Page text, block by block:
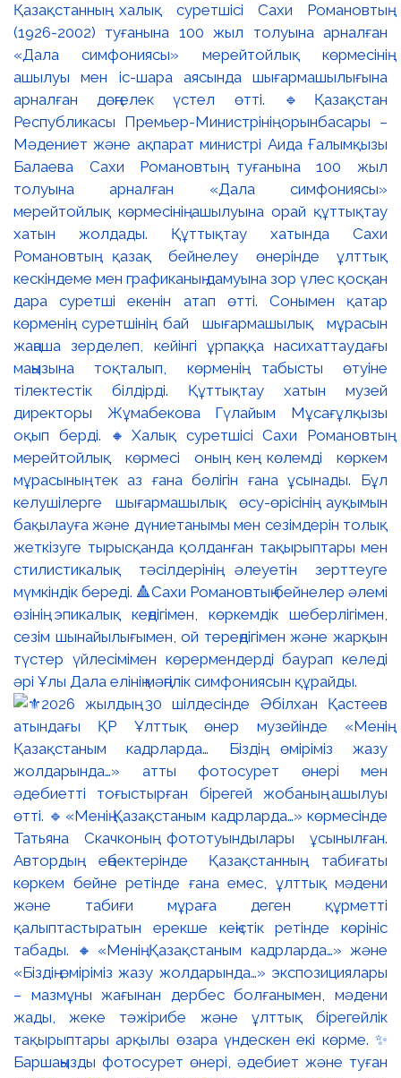
Қазақстанның халық суретшісі Сахи Романовтың
(1926-2002) туғанына 100 жыл толуына арналған
«Дала симфониясы» мерейтойлық көрмесінің
ашылуы мен іс-шара аясында шығармашылығына
арналған дөңгелек үстел өтті. 🔹Қазақстан
Республикасы Премьер-Министрінің орынбасары –
Мәдениет және ақпарат министрі Аида Ғалымқызы
Балаева Сахи Романовтың туғанына 100 жыл
толуына арналған «Дала симфониясы»
мерейтойлық көрмесінің ашылуына орай құттықтау
хатын жолдады. Құттықтау хатында Сахи
Романовтың қазақ бейнелеу өнерінде ұлттық
кескіндеме мен графиканың дамуына зор үлес қосқан
дара суретші екенін атап өтті. Сонымен қатар
көрменің суретшінің бай шығармашылық мұрасын
жаңаша зерделеп, кейінгі ұрпаққа насихаттаудағы
маңызына тоқталып, көрменің табысты өтуіне
тілектестік білдірді. Құттықтау хатын музей
директоры Жұмабекова Гүлайым Мұсағұлқызы
оқып берді. 🔸Халық суретшісі Сахи Романовтың
мерейтойлық көрмесі оның кең көлемді көркем
мұрасының тек аз ғана бөлігін ғана ұсынады. Бұл
келушілерге шығармашылық өсу-өрісінің ауқымын
бақылауға және дүниетанымы мен сезімдерін толық
жеткізуге тырысқанда қолданған тақырыптары мен
стилистикалық тәсілдерінің әлеуетін зерттеуге
мүмкіндік береді. 🔺Сахи Романовтың бейнелер әлемі
өзінің эпикалық кеңдігімен, көркемдік шеберлігімен,
сезім шынайылығымен, ой тереңдігімен және жарқын
түстер үйлесімімен көрермендерді баурап келеді
әрі Ұлы Дала елінің мәңгілік симфониясын құрайды.